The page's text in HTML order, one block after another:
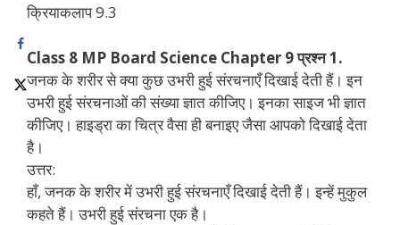
क्रियाकलाप 9.3
Class 8 MP Board Science Chapter 9 प्रश्न 1.
जनक के शरीर से क्या कुछ उभरी हुई संरचनाएँ दिखाई देती हैं। इन
उभरी हुई संरचनाओं की संख्या ज्ञात कीजिए। इनका साइज भी ज्ञात
कीजिए। हाइड्रा का चित्र वैसा ही बनाइए जैसा आपको दिखाई देता
है।
उत्तर:
हाँ, जनक के शरीर में उभरी हुई संरचनाएँ दिखाई देती हैं। इन्हें मुकुल
कहते हैं। उभरी हुई संरचना एक है।